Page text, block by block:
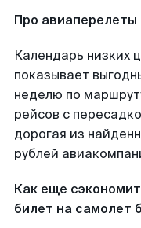
Про
Календарь низких
показывает
неделю по
рейсов с
дорогая из
рублей
Как еще
билет на самолет